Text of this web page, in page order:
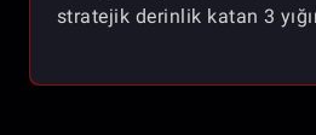
stratejik derinlik katan 3